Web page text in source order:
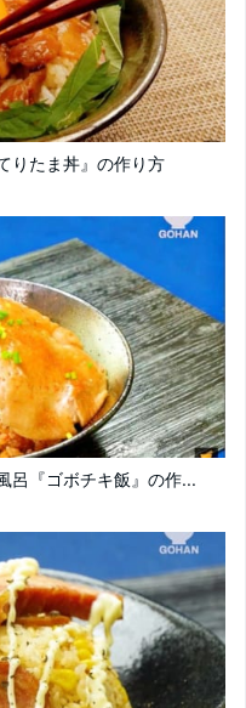
りたま丼』の作り方
呂『ゴボチキ飯』の作...